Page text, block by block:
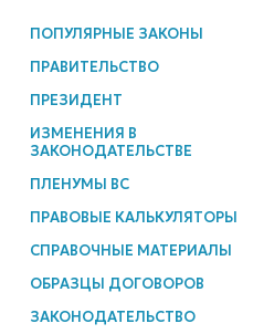
ПОПУЛЯРНЫЕ ЗАКОНЫ
ПРАВИТЕЛЬСТВО
ПРЕЗИДЕНТ
ИЗМЕНЕНИЯ В
ЗАКОНОДАТЕЛЬСТВЕ
ПЛЕНУМЫ ВС
ПРАВОВЫЕ КАЛЬКУЛЯТОРЫ
СПРАВОЧНЫЕ МАТЕРИАЛЫ
ОБРАЗЦЫ ДОГОВОРОВ
ЗАКОНОДАТЕЛЬСТВО